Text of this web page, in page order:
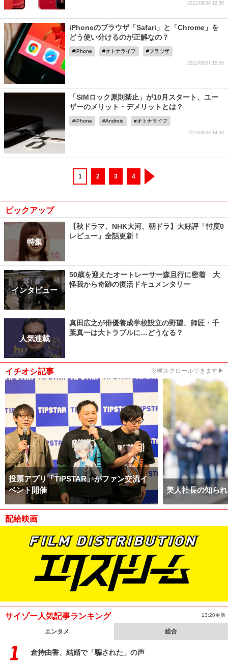
2021/08/08 12:30
iPhoneのブラウザ「Safari」と「Chrome」を
どう使い分けるのが正解なの？
iPhone オトナライフ ブラウザ
2021/08/07 15:30
「SIMロック原則禁止」が10月スタート、ユー
ザーのメリット・デメリットとは？
iPhone Android オトナライフ
2021/08/03 14:30
1 2 3 4
ピックアップ
特集
【秋ドラマ、NHK大河、朝ドラ】大好評「忖度0
レビュー」全話更新！
インタビュー
50歳を迎えたオートレーサー森且行に密着 大
怪我から奇跡の復活ドキュメンタリー
人気連載
真田広之が俳優養成学校設立の野望、師匠・千
葉真一は大トラブルに…どうなる？
イチオシ記事 ※横スクロールできます▶
投票アプリ「TIPSTAR」がファン交流イ
ベント開催
美人社長の知ら
配給映画
サイゾー人気記事ランキング 13:20更新
エンタメ 総合
倉持由香、結婚で「騙された」の声